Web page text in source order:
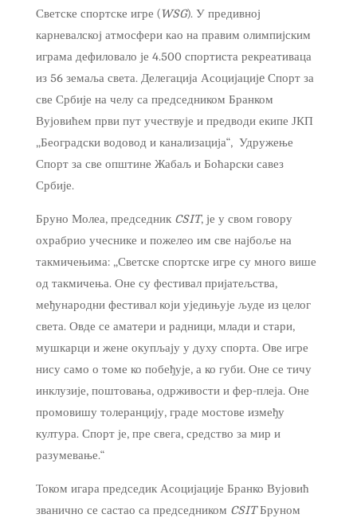
Светске спортске игре (WSG). У предивној
карневалској атмосфери као на правим олимпијским
играма дефиловало је 4.500 спортиста рекреативаца
из 56 земаља света. Делегација Асоцијацијe Спорт за
све Србије на челу са председником Бранком
Вујовићем први пут учествује и предводи екипе ЈКП
„Београдски водовод и канализација“, Удружење
Спорт за све општине Жабаљ и Боћарски савез
Србије.
Бруно Молеа, председник CSIT, је у свом говору
охрабрио учеснике и пожелео им све најбоље на
такмичењима: „Светске спортске игре су много више
од такмичења. Оне су фестивал пријатељства,
међународни фестивал који уједињује људе из целог
света. Овде се аматери и радници, млади и стари,
мушкарци и жене окупљају у духу спорта. Ове игре
нису само о томе ко побеђује, а ко губи. Оне се тичу
инклузије, поштовања, одрживости и фер-плеја. Оне
промовишу толеранцију, граде мостове између
култура. Спорт је, пре свега, средство за мир и
разумевање.“
Током игара председик Асоцијације Бранко Вујовић
званично се састао са председником CSITБруном